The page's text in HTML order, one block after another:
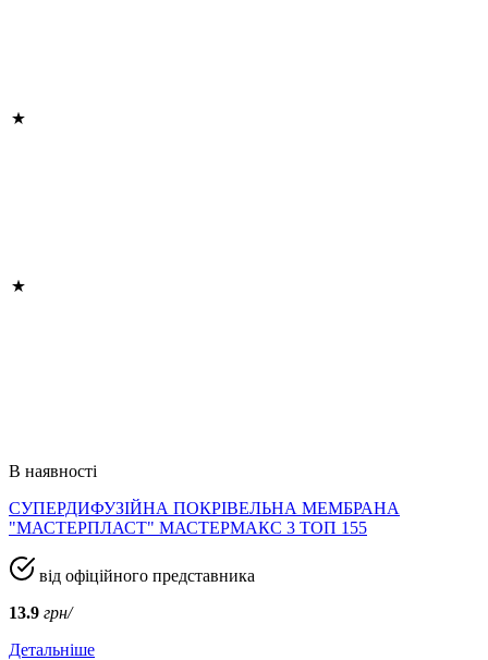
В наявності
СУПЕРДИФУЗІЙНА ПОКРІВЕЛЬНА МЕМБРАНА
"МАСТЕРПЛАСТ" МАСТЕРМАКС 3 ТОП 155
від офіційного представника
13.9 грн/
Детальніше